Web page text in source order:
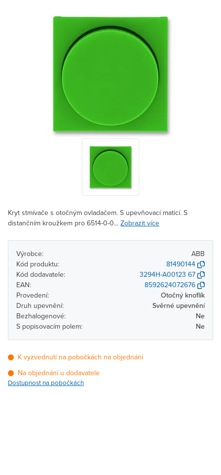
Kryt stmívače s otočným ovladačem. S upevňovací maticí. S
distančním kroužkem pro 6514-0-0... Zobrazit více
Výrobce:
ABB
Kód produktu:
81490144
Kód dodavatele:
3294H-A00123 67
EAN:
8592624072676
Provedení:
Otočný knoflík
Druh upevnění:
Svěrné upevnění
Bezhalogenové:
Ne
S popisovacím polem:
Ne
K vyzvednutí na pobočkách na objednání
Na objednání u dodavatele
Dostupnost na pobočkách